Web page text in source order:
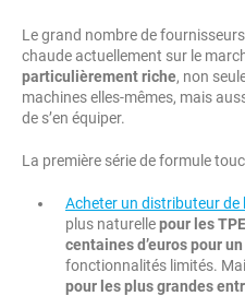
Le grand nombre de
chaude actuellement sur le
particulièrement riche, non
machines elles-mêmes, mais
de s’en équiper.
La première série de formule
Acheter un distributeur de
plus naturellepour les TPE
centaines d’euros pour
fonctionnalités limités.
pour les plus grandes